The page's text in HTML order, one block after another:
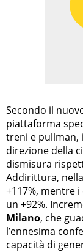
Secondo il
piattaforma
treni e pullman,
direzione della
dismisura
Addirittura,
+117%, mentre
un +92%.
Milano, che
l’ennesima
capacità di